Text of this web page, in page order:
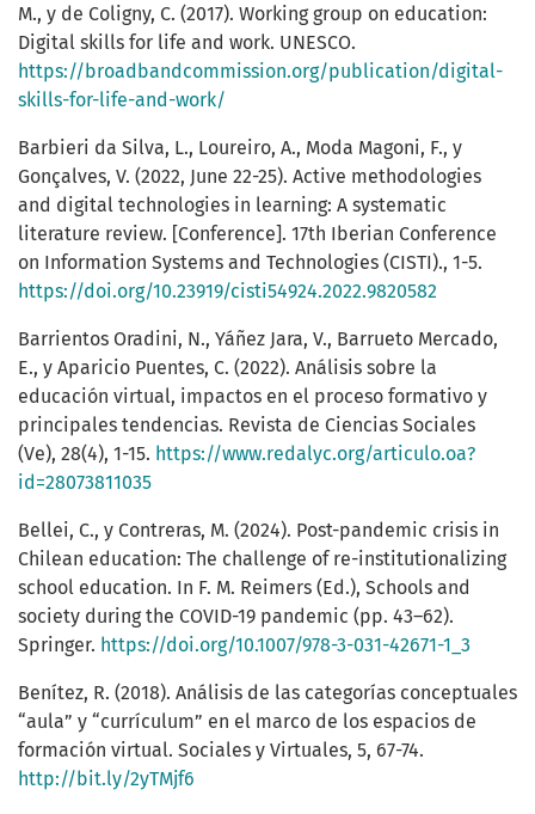
M., y de Coligny, C. (2017). Working group on education:
Digital skills for life and work. UNESCO.
https://broadbandcommission.org/publication/digital-
skills-for-life-and-work/
Barbieri da Silva, L., Loureiro, A., Moda Magoni, F., y
Gonçalves, V. (2022, June 22-25). Active methodologies
and digital technologies in learning: A systematic
literature review. [Conference]. 17th Iberian Conference
on Information Systems and Technologies (CISTI)., 1-5.
https://doi.org/10.23919/cisti54924.2022.9820582
Barrientos Oradini, N., Yáñez Jara, V., Barrueto Mercado,
E., y Aparicio Puentes, C. (2022). Análisis sobre la
educación virtual, impactos en el proceso formativo y
principales tendencias. Revista de Ciencias Sociales
(Ve), 28(4), 1-15. https://www.redalyc.org/articulo.oa?
id=28073811035
Bellei, C., y Contreras, M. (2024). Post-pandemic crisis in
Chilean education: The challenge of re-institutionalizing
school education. In F. M. Reimers (Ed.), Schools and
society during the COVID-19 pandemic (pp. 43–62).
Springer. https://doi.org/10.1007/978-3-031-42671-1_3
Benítez, R. (2018). Análisis de las categorías conceptuales
“aula” y “currículum” en el marco de los espacios de
formación virtual. Sociales y Virtuales, 5, 67-74.
http://bit.ly/2yTMjf6